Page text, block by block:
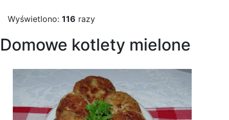
Wyświetlono: 116 razy
Domowe kotlety mielone